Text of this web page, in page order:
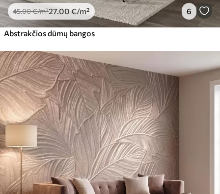
45.00€/m²27.00 €/m² 6
Abstrakčios dūmų bangos